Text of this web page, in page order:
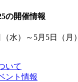
の開催情報
水）～5月5日（月）
いて
ント情報